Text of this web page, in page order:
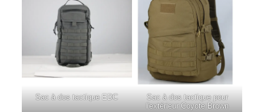
Sac à dos tactique EDC
Sac à dos tactique pour
l'extérieur Coyote Brown